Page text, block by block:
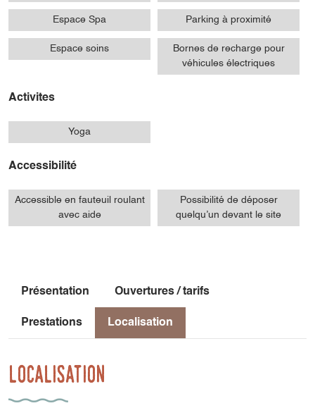
Espace Spa Parking à proximité
Espace soins
Bornes de recharge pour
véhicules électriques
Activites
Yoga
Accessibilité
Accessible en fauteuil roulant
avec aide
Possibilité de déposer
quelqu’un devant le site
Présentation Ouvertures / tarifs
Prestations Localisation
Localisation